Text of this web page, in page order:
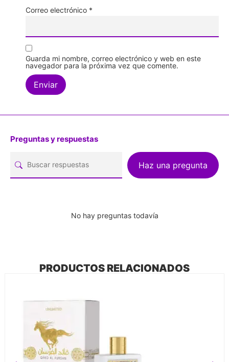
Correo electrónico *
Guarda mi nombre, correo electrónico y web en este
navegador para la próxima vez que comente.
Preguntas y respuestas
Haz una pregunta
No hay preguntas todavía
PRODUCTOS RELACIONADOS